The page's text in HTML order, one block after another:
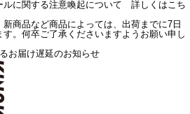
ルに関する注意喚起について 詳しくはこち
新商品など商品によっては、出荷までに7日
。何卒ご了承くださいますようお願い申し
お届け遅延のお知らせ